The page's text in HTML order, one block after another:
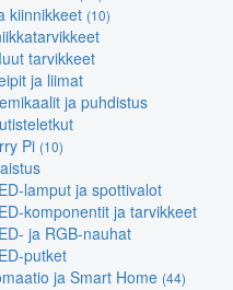
kiinnikkeet (10)
tarvikkeet
ja liimat
ja puhdistus
Pi (10)
lamput ja spottivalot
komponentit ja tarvikkeet
ja RGB-nauhat
putket
ja Smart Home (44)